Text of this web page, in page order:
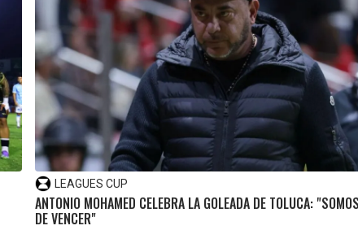
LEAGUES CUP
ANTONIO MOHAMED CELEBRA LA GOLEADA DE TOLUCA:
DE VENCER"